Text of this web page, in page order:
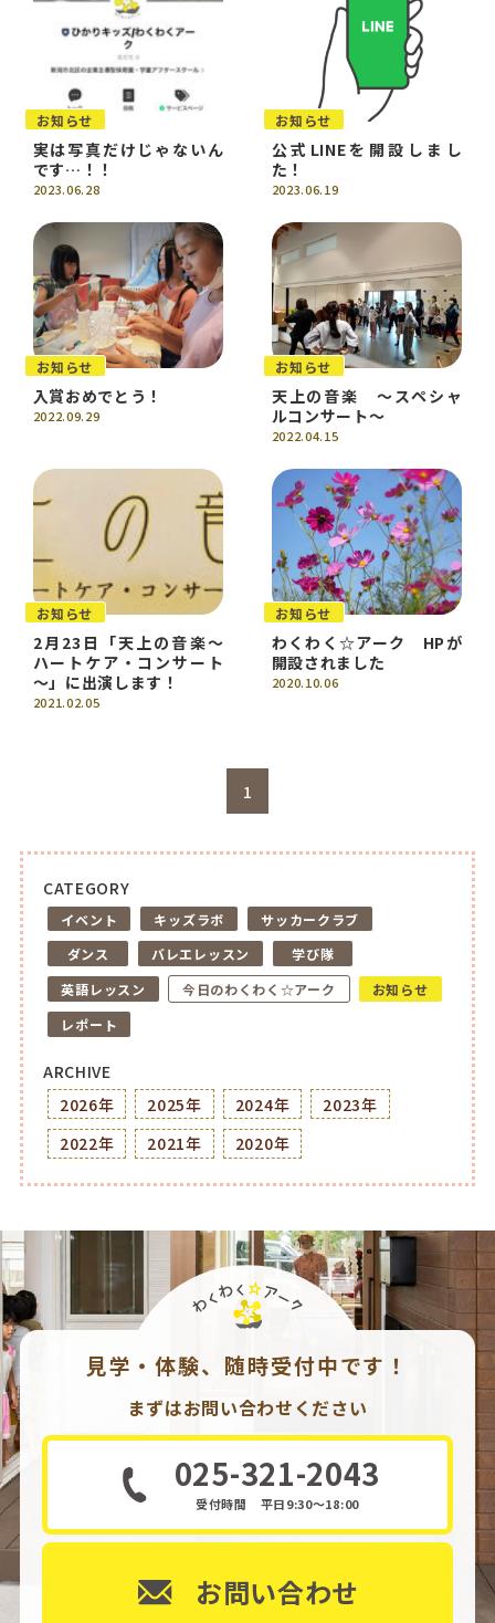
お知らせ
実は写真だけじゃないん
です…！！
2023.06.28
お知らせ
公式LINEを開設しまし
た！
2023.06.19
お知らせ
入賞おめでとう！
2022.09.29
お知らせ
天上の音楽 ～スペシャ
ルコンサート～
2022.04.15
お知らせ
2月23日「天上の音楽～
ハートケア・コンサート
～」に出演します！
2021.02.05
お知らせ
わくわく☆アーク HPが
開設されました
2020.10.06
1
CATEGORY
イベント キッズラボ
サッカークラブ
ダンス
バレエレッスン
学び隊
英語レッスン
今日のわくわく☆アーク
お知らせ
レポート
ARCHIVE
2026年
2025年 2024年
2023年
2022年
2021年 2020年
見学・体験、随時受付中です！
まずはお問い合わせください
025-321-2043
受付時間 平日9:30～18:00
お問い合わせ